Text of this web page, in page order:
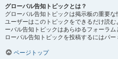
グローバル告知トピックとは？
グローバル告知トピックは掲示板の重要
ユーザーはこのトピックをできるだけ読
ーバル告知トピックはあらゆるフォーラ
ローバル告知トピックを投稿するにはパー
ページトップ